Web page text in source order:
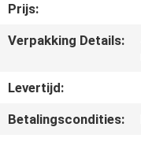
NEEM
MET
ONS
Prijs:
Verpakking Details:
Levertijd:
Betalingscondities: